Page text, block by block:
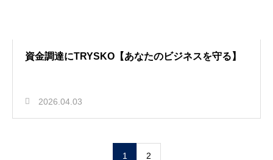
資金調達にTRYSKO【あなたのビジネスを守る】
2026.04.03
1 2